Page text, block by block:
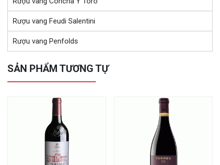
Rượu vang Feudi Salentini
Rượu vang Penfolds
SẢN PHẨM TƯƠNG TỰ